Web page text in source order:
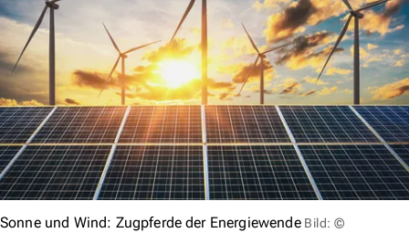
Sonne und Wind: Zugpferde der Energiewende Bild: ©